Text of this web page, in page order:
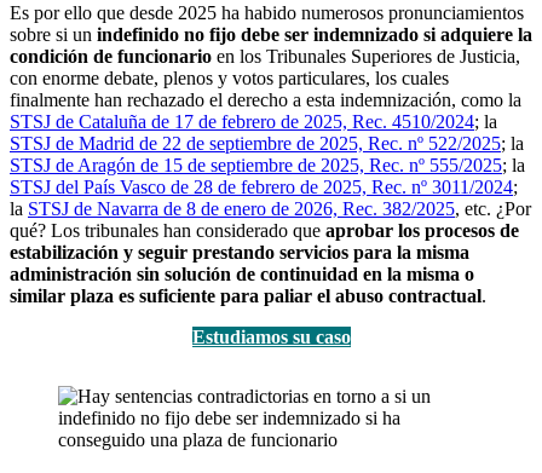
Es por ello que desde 2025 ha habido numerosos pronunciamientos
sobre si un indefinido no fijo debe ser indemnizado si adquiere la
condición de funcionario en los Tribunales Superiores de Justicia,
con enorme debate, plenos y votos particulares, los cuales
finalmente han rechazado el derecho a esta indemnización, como la
STSJ de Cataluña de 17 de febrero de 2025, Rec. 4510/2024; la
STSJ de Madrid de 22 de septiembre de 2025, Rec. nº 522/2025; la
STSJ de Aragón de 15 de septiembre de 2025, Rec. nº 555/2025; la
STSJ del País Vasco de 28 de febrero de 2025, Rec. nº 3011/2024;
la STSJ de Navarra de 8 de enero de 2026, Rec. 382/2025, etc. ¿Por
qué? Los tribunales han considerado que aprobar los procesos de
estabilización y seguir prestando servicios para la misma
administración sin solución de continuidad en la misma o
similar plaza es suficiente para paliar el abuso contractual.
Estudiamos su caso